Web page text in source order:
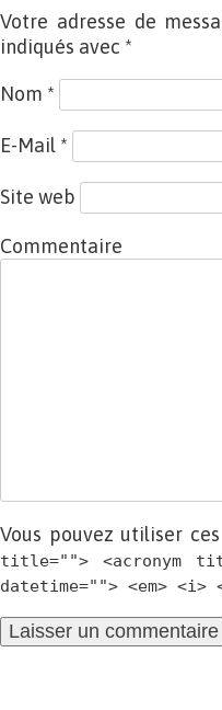
Votre adresse de
indiqués avec *
Nom *
E-Mail *
Site web
Commentaire
Vous pouvez utiliser
title=""> <acronym
datetime=""> <em>